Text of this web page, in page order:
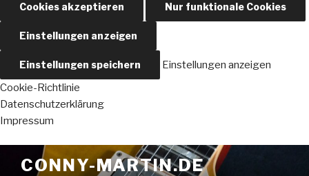
Cookies akzeptieren Nur funktionale Cookies
Einstellungen anzeigen
Einstellungen speichern
Einstellungen anzeigen
Cookie-Richtlinie
Datenschutzerklärung
Impressum
InhaltCONNY-MARTIN.DE